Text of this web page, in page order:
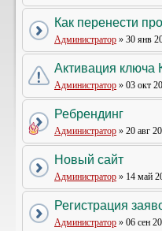
Как перенести
Администратор » 30 янв
Активация
Администратор » 03 окт
Ребрендинг
Администратор » 20 авг
Новый сайт
Администратор » 14 май
Регистрация
Администратор » 06 сен